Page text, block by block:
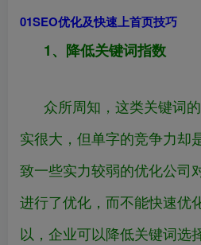
01SEO优化及快速上首页技巧
1、降低关键词指数
众所周知，这类关键词
实很大，但单字的竞争力却
致一些实力较弱的优化公司
进行了优化，而不能快速优
以，企业可以降低关键词选